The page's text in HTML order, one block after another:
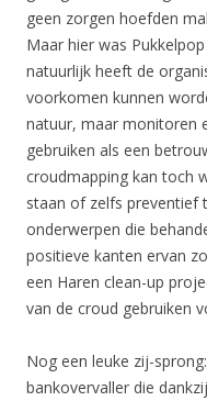
geen zorgen hoefden
Maar hier was
natuurlijk heeft de
voorkomen kunnen
natuur, maar monitoren
gebruiken als een
croudmapping kan toch
staan of zelfs preventief
onderwerpen die
positieve kanten ervan
een Haren clean-up
van de croud gebruiken
Nog een leuke zij-
bankovervaller die